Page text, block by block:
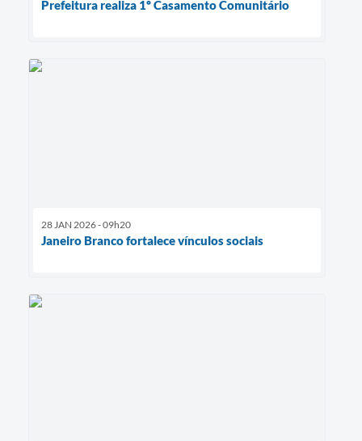
Prefeitura realiza 1º Casamento Comunitário
28 JAN 2026 - 09h20
Janeiro Branco fortalece vínculos sociais